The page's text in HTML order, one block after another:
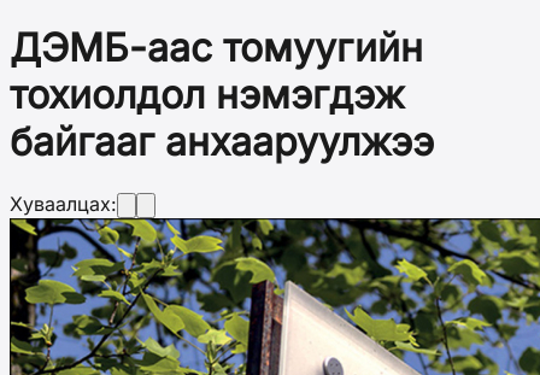
ДЭМБ-аас томуугийн
тохиолдол нэмэгдэж
байгааг анхааруулжээ
Хуваалцах: